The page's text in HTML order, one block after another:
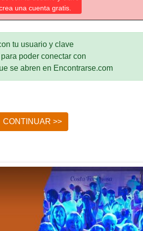
una cuenta gratis.
tu usuario y clave
poder conectar con
se abren en Encontrarse.com
CONTINUAR >>